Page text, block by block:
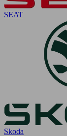
SEAT
Skoda